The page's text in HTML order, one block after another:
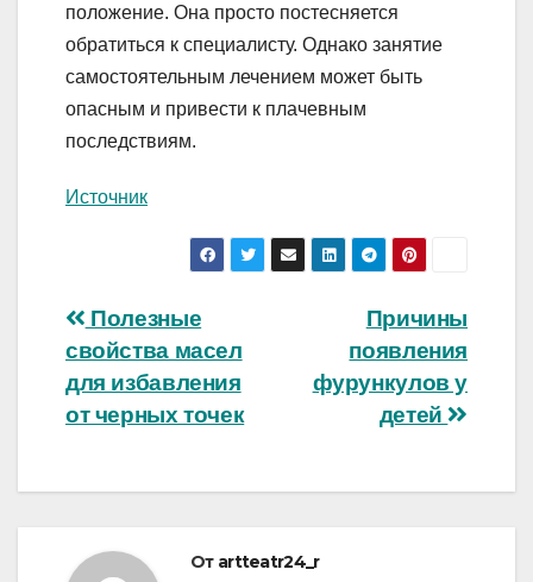
положение. Она просто постесняется
обратиться к специалисту. Однако занятие
самостоятельным лечением может быть
опасным и привести к плачевным
последствиям.
Источник
Навигация
по
записям
Причины
появления
фурункулов у
детей
Полезные
свойства масел
для избавления
от черных точек
От artteatr24_r